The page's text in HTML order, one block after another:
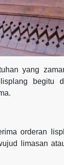
yang
begitu
orderan
limasan